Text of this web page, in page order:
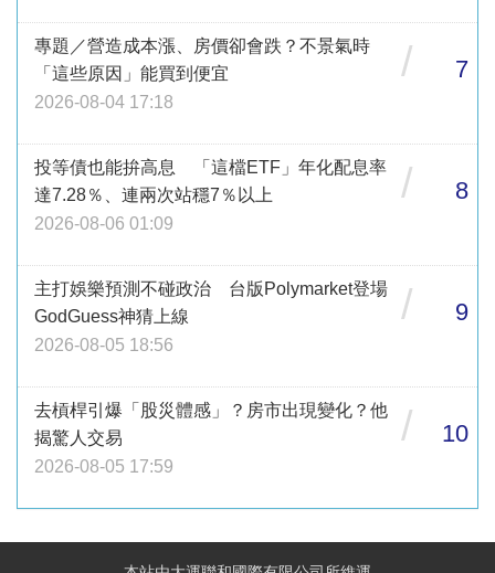
專題／營造成本漲、房價卻會跌？不景氣時
「這些原因」能買到便宜
2026-08-04 17:18
/ 7
投等債也能拚高息 「這檔ETF」年化配息率
達7.28％、連兩次站穩7％以上
2026-08-06 01:09
/ 8
主打娛樂預測不碰政治 台版Polymarket登場
GodGuess神猜上線
2026-08-05 18:56
/ 9
去槓桿引爆「股災體感」？房市出現變化？他
揭驚人交易
2026-08-05 17:59
/ 10